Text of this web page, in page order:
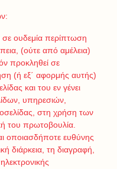
ουδεμία περίπτωση
(ούτε από αμέλεια)
προκληθεί σε
(ή εξ΄ αφορμής αυτής)
και του εν γένει
υπηρεσιών,
στη χρήση των
του πρωτοβουλία.
οποιασδήποτε ευθύνης
διάρκεια, τη διαγραφή,